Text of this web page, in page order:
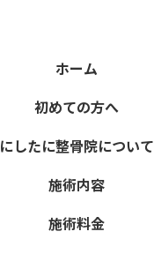
ホーム
初めての方へ
にしたに整骨院について
施術内容
施術料金